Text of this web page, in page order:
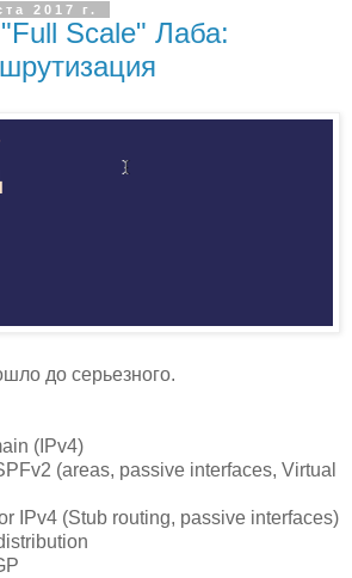
2017 г.
Scale" Лаба:
до серьезного.
(IPv4)
(areas, passive interfaces, Virtual
IPv4 (Stub routing, passive interfaces)